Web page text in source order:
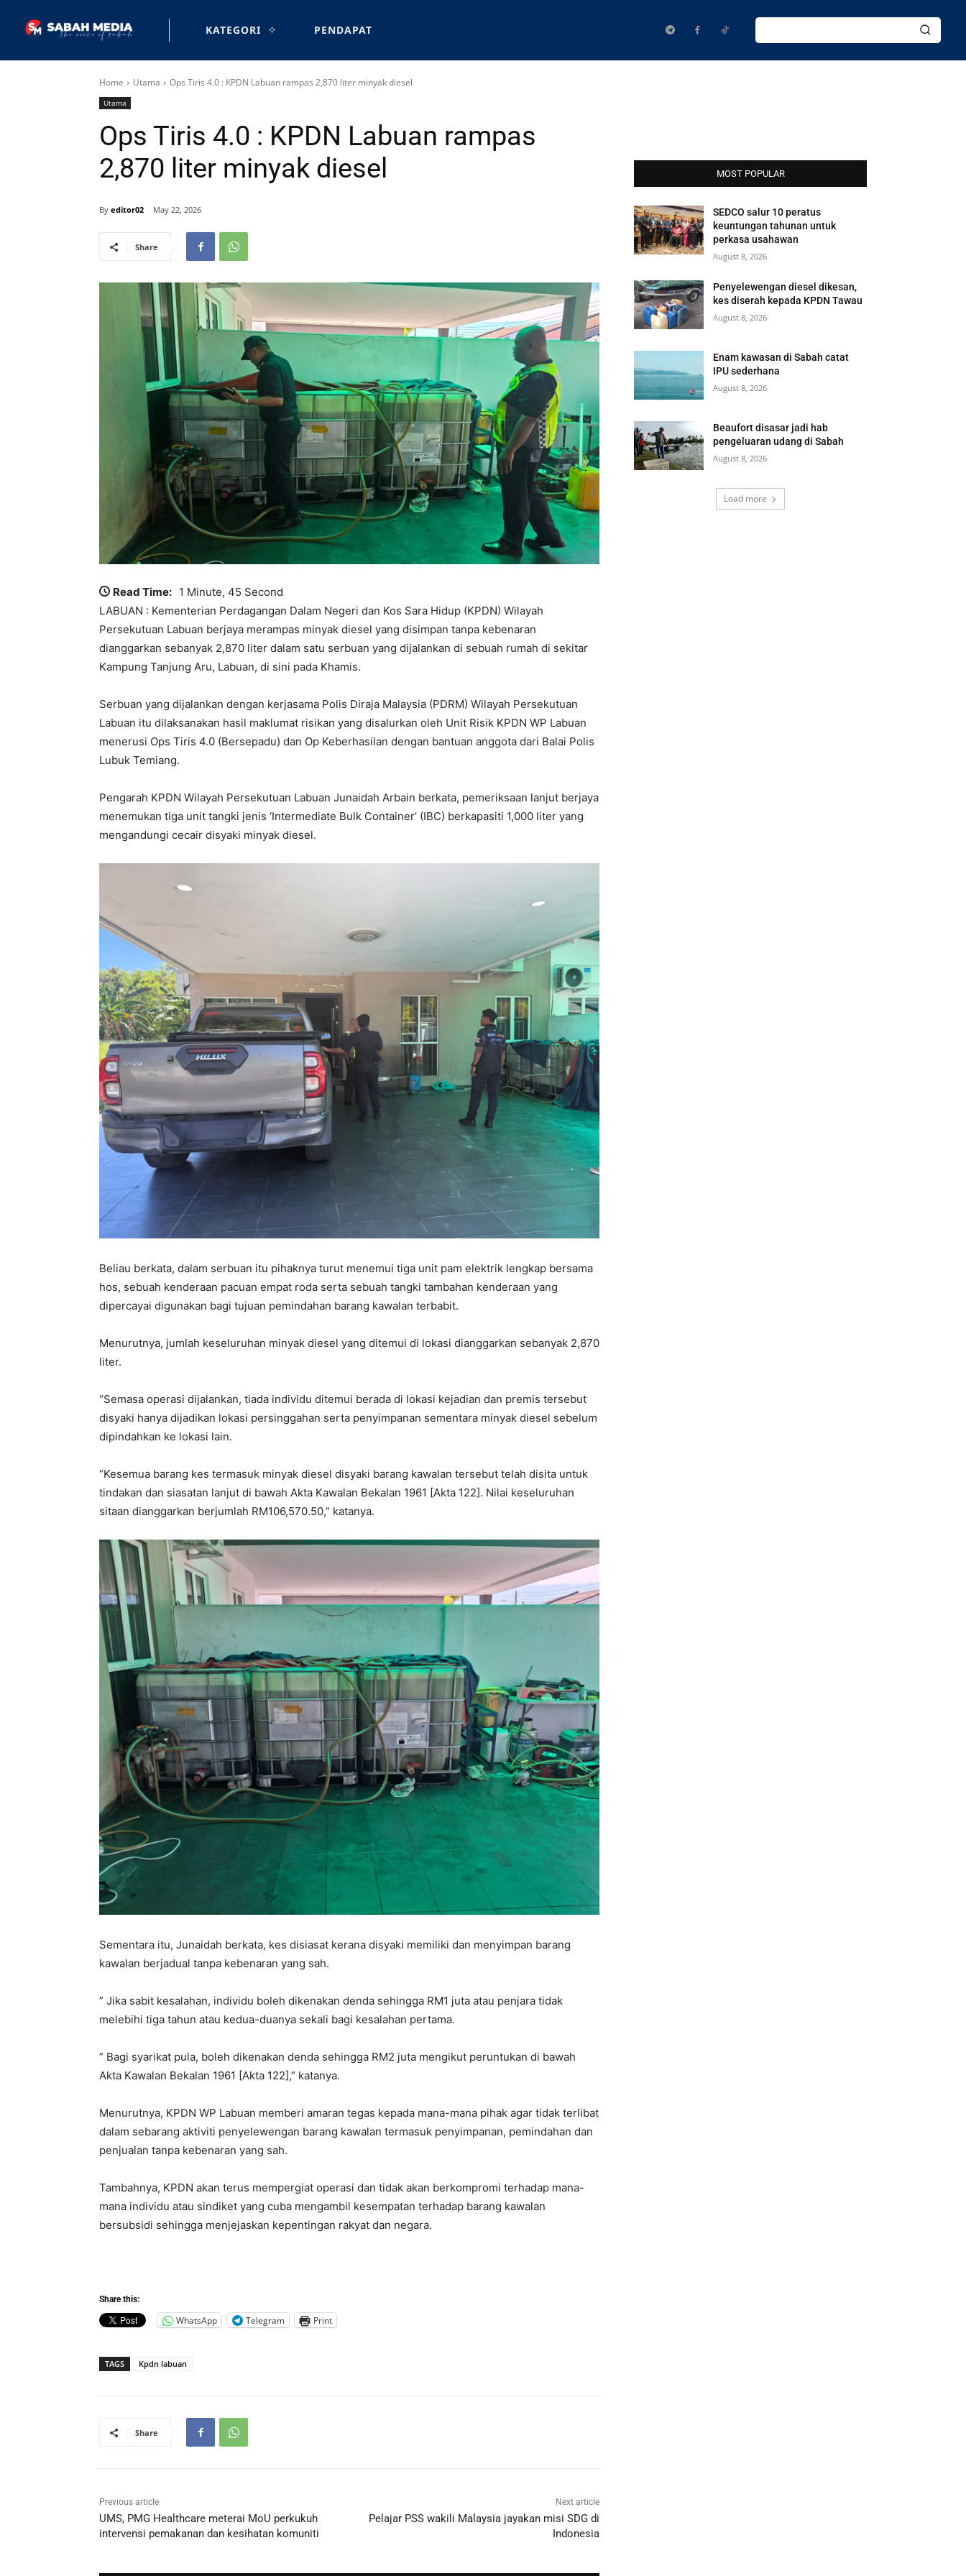
KATEGORI PENDAPAT
Home Utama Ops Tiris 4.0 : KPDN Labuan rampas 2,870 liter minyak diesel
Utama
Ops Tiris 4.0 : KPDN Labuan rampas
2,870 liter minyak diesel
By editor02 May 22, 2026
Share
Read Time: 1 Minute, 45 Second
LABUAN : Kementerian Perdagangan Dalam Negeri dan Kos Sara Hidup (KPDN) Wilayah
Persekutuan Labuan berjaya merampas minyak diesel yang disimpan tanpa kebenaran
dianggarkan sebanyak 2,870 liter dalam satu serbuan yang dijalankan di sebuah rumah di sekitar
Kampung Tanjung Aru, Labuan, di sini pada Khamis.
Serbuan yang dijalankan dengan kerjasama Polis Diraja Malaysia (PDRM) Wilayah Persekutuan
Labuan itu dilaksanakan hasil maklumat risikan yang disalurkan oleh Unit Risik KPDN WP Labuan
menerusi Ops Tiris 4.0 (Bersepadu) dan Op Keberhasilan dengan bantuan anggota dari Balai Polis
Lubuk Temiang.
Pengarah KPDN Wilayah Persekutuan Labuan Junaidah Arbain berkata, pemeriksaan lanjut berjaya
menemukan tiga unit tangki jenis ‘Intermediate Bulk Container’ (IBC) berkapasiti 1,000 liter yang
mengandungi cecair disyaki minyak diesel.
Beliau berkata, dalam serbuan itu pihaknya turut menemui tiga unit pam elektrik lengkap bersama
hos, sebuah kenderaan pacuan empat roda serta sebuah tangki tambahan kenderaan yang
dipercayai digunakan bagi tujuan pemindahan barang kawalan terbabit.
Menurutnya, jumlah keseluruhan minyak diesel yang ditemui di lokasi dianggarkan sebanyak 2,870
liter.
“Semasa operasi dijalankan, tiada individu ditemui berada di lokasi kejadian dan premis tersebut
disyaki hanya dijadikan lokasi persinggahan serta penyimpanan sementara minyak diesel sebelum
dipindahkan ke lokasi lain.
“Kesemua barang kes termasuk minyak diesel disyaki barang kawalan tersebut telah disita untuk
tindakan dan siasatan lanjut di bawah Akta Kawalan Bekalan 1961 [Akta 122]. Nilai keseluruhan
sitaan dianggarkan berjumlah RM106,570.50,” katanya.
Sementara itu, Junaidah berkata, kes disiasat kerana disyaki memiliki dan menyimpan barang
kawalan berjadual tanpa kebenaran yang sah.
” Jika sabit kesalahan, individu boleh dikenakan denda sehingga RM1 juta atau penjara tidak
melebihi tiga tahun atau kedua-duanya sekali bagi kesalahan pertama.
” Bagi syarikat pula, boleh dikenakan denda sehingga RM2 juta mengikut peruntukan di bawah
Akta Kawalan Bekalan 1961 [Akta 122],” katanya.
Menurutnya, KPDN WP Labuan memberi amaran tegas kepada mana-mana pihak agar tidak terlibat
dalam sebarang aktiviti penyelewengan barang kawalan termasuk penyimpanan, pemindahan dan
penjualan tanpa kebenaran yang sah.
Tambahnya, KPDN akan terus mempergiat operasi dan tidak akan berkompromi terhadap mana-
mana individu atau sindiket yang cuba mengambil kesempatan terhadap barang kawalan
bersubsidi sehingga menjejaskan kepentingan rakyat dan negara.
Share this:
WhatsApp Telegram Print
TAGS Kpdn labuan
Share
Previous article
UMS, PMG Healthcare meterai MoU perkukuh
intervensi pemakanan dan kesihatan komuniti
Next article
Pelajar PSS wakili Malaysia jayakan misi SDG di
Indonesia
MOST POPULAR
SEDCO salur 10 peratus
keuntungan tahunan untuk
perkasa usahawan
August 8, 2026
Penyelewengan diesel dikesan,
kes diserah kepada KPDN Tawau
August 8, 2026
Enam kawasan di Sabah catat
IPU sederhana
August 8, 2026
Beaufort disasar jadi hab
pengeluaran udang di Sabah
August 8, 2026
Load more